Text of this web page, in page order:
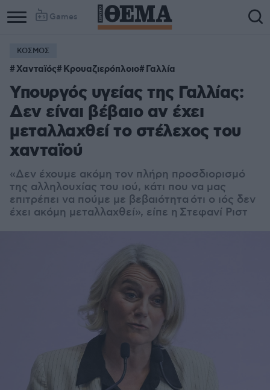
Games
Column
1
Column
2
ΚΟΣΜΟΣ
Χανταϊός Κρουαζιερόπλοιο Γαλλία
Υπουργός υγείας της Γαλλίας:
Δεν είναι βέβαιο αν έχει
μεταλλαχθεί το στέλεχος του
χανταϊού
«Δεν έχουμε ακόμη τον πλήρη προσδιορισμό
της αλληλουχίας του ιού, κάτι που να μας
επιτρέπει να πούμε με βεβαιότητα ότι ο ιός δεν
έχει ακόμη μεταλλαχθεί», είπε η Στεφανί Ριστ